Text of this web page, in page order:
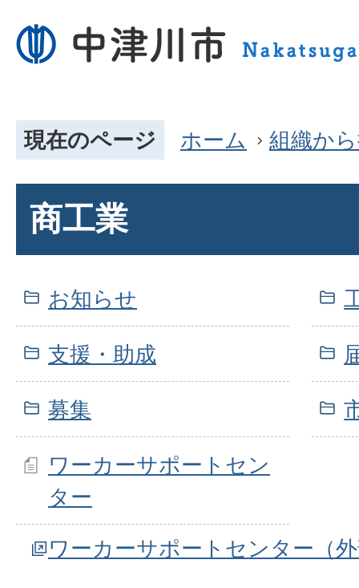
現在のページ ホーム 組織か
商工業
お知らせ
支援・助成
募集
ワーカーサポートセン
ター
ワーカーサポートセンター（